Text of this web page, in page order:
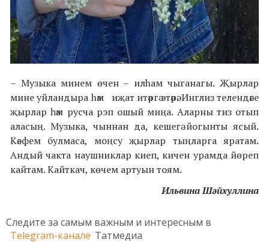
– Музыка минем өчен – илhам чыганагы. Җырлар
мине уйландыра hәм иҗат итәргә этәрә. Инглиз телендәге
җырлар һәм русча рэп ошый миңа. Аларны тиз отып
аласың. Музыка, чыннан да, кешегә йогынты ясый.
Кәефем булмаса, моңсу җырлар тыңларга яратам.
Андый чакта наушниклар киеп, кичен урамда йөреп
кайтам. Кайткач, көчем артуын тоям.
Ильвина Шәйхуллина
Следите за самым важным и интересным в
Telegram-канале Татмедиа